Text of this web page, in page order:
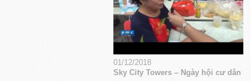
01/12/2018
Sky City Towers – Ngày hội cư dân